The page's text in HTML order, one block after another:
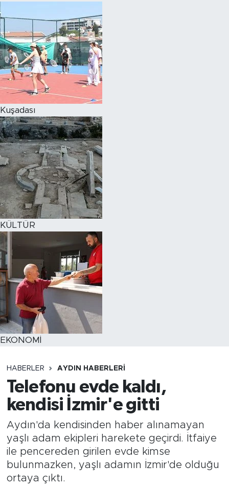
Kuşadası
KÜLTÜR
EKONOMİ
HABERLER AYDIN HABERLERI
Telefonu evde kaldı,
kendisi İzmir'e gitti
Aydın'da kendisinden haber alınamayan
yaşlı adam ekipleri harekete geçirdi. İtfaiye
ile pencereden girilen evde kimse
bulunmazken, yaşlı adamın İzmir'de olduğu
ortaya çıktı.